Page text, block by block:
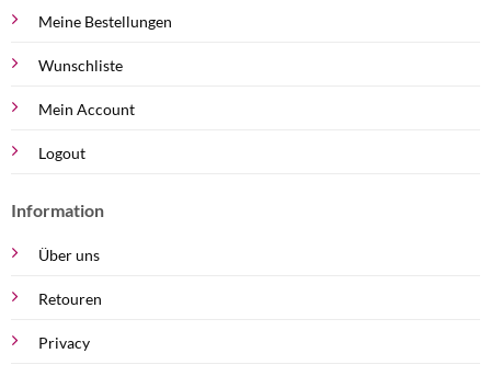
Meine Bestellungen
Wunschliste
Mein Account
Logout
Information
Über uns
Retouren
Privacy